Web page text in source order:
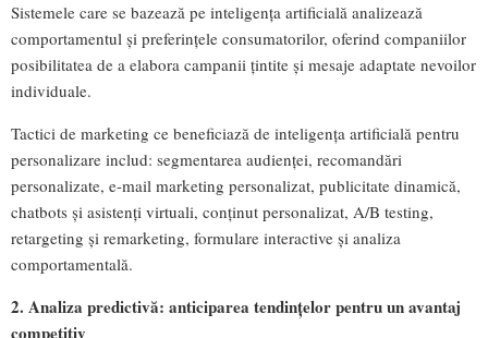
Sistemele care se bazează pe inteligența artificială analizează
comportamentul și preferințele consumatorilor, oferind companiilor
posibilitatea de a elabora campanii țintite și mesaje adaptate nevoilor
individuale.
Tactici de marketing ce beneficiază de inteligența artificială pentru
personalizare includ: segmentarea audienței, recomandări
personalizate, e-mail marketing personalizat, publicitate dinamică,
chatbots și asistenți virtuali, conținut personalizat, A/B testing,
retargeting și remarketing, formulare interactive și analiza
comportamentală.
2. Analiza predictivă: anticiparea tendințelor pentru un avantaj
competitiv